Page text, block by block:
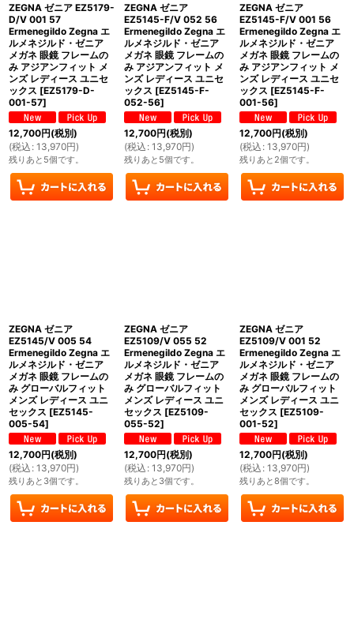
ZEGNA ゼニア EZ5179-
D/V 001 57
Ermenegildo Zegna エ
ルメネジルド・ゼニア
メガネ 眼鏡 フレームの
み アジアンフィット メ
ンズ レディース ユニセ
ックス [EZ5179-D-
001-57]
12,700円(税別)
(税込 : 13,970円)
残りあと5個です。
ZEGNA ゼニア
EZ5145-F/V 052 56
Ermenegildo Zegna エ
ルメネジルド・ゼニア
メガネ 眼鏡 フレームの
み アジアンフィット メ
ンズ レディース ユニセ
ックス [EZ5145-F-
052-56]
12,700円(税別)
(税込 : 13,970円)
残りあと5個です。
ZEGNA ゼニア
EZ5145-F/V 001 56
Ermenegildo Zegna エ
ルメネジルド・ゼニア
メガネ 眼鏡 フレームの
み アジアンフィット メ
ンズ レディース ユニセ
ックス [EZ5145-F-
001-56]
12,700円(税別)
(税込 : 13,970円)
残りあと2個です。
ZEGNA ゼニア
EZ5145/V 005 54
Ermenegildo Zegna エ
ルメネジルド・ゼニア
メガネ 眼鏡 フレームの
み グローバルフィット
メンズ レディース ユニ
セックス [EZ5145-
005-54]
12,700円(税別)
(税込 : 13,970円)
残りあと3個です。
ZEGNA ゼニア
EZ5109/V 055 52
Ermenegildo Zegna エ
ルメネジルド・ゼニア
メガネ 眼鏡 フレームの
み グローバルフィット
メンズ レディース ユニ
セックス [EZ5109-
055-52]
12,700円(税別)
(税込 : 13,970円)
残りあと3個です。
ZEGNA ゼニア
EZ5109/V 001 52
Ermenegildo Zegna エ
ルメネジルド・ゼニア
メガネ 眼鏡 フレームの
み グローバルフィット
メンズ レディース ユニ
セックス [EZ5109-
001-52]
12,700円(税別)
(税込 : 13,970円)
残りあと8個です。